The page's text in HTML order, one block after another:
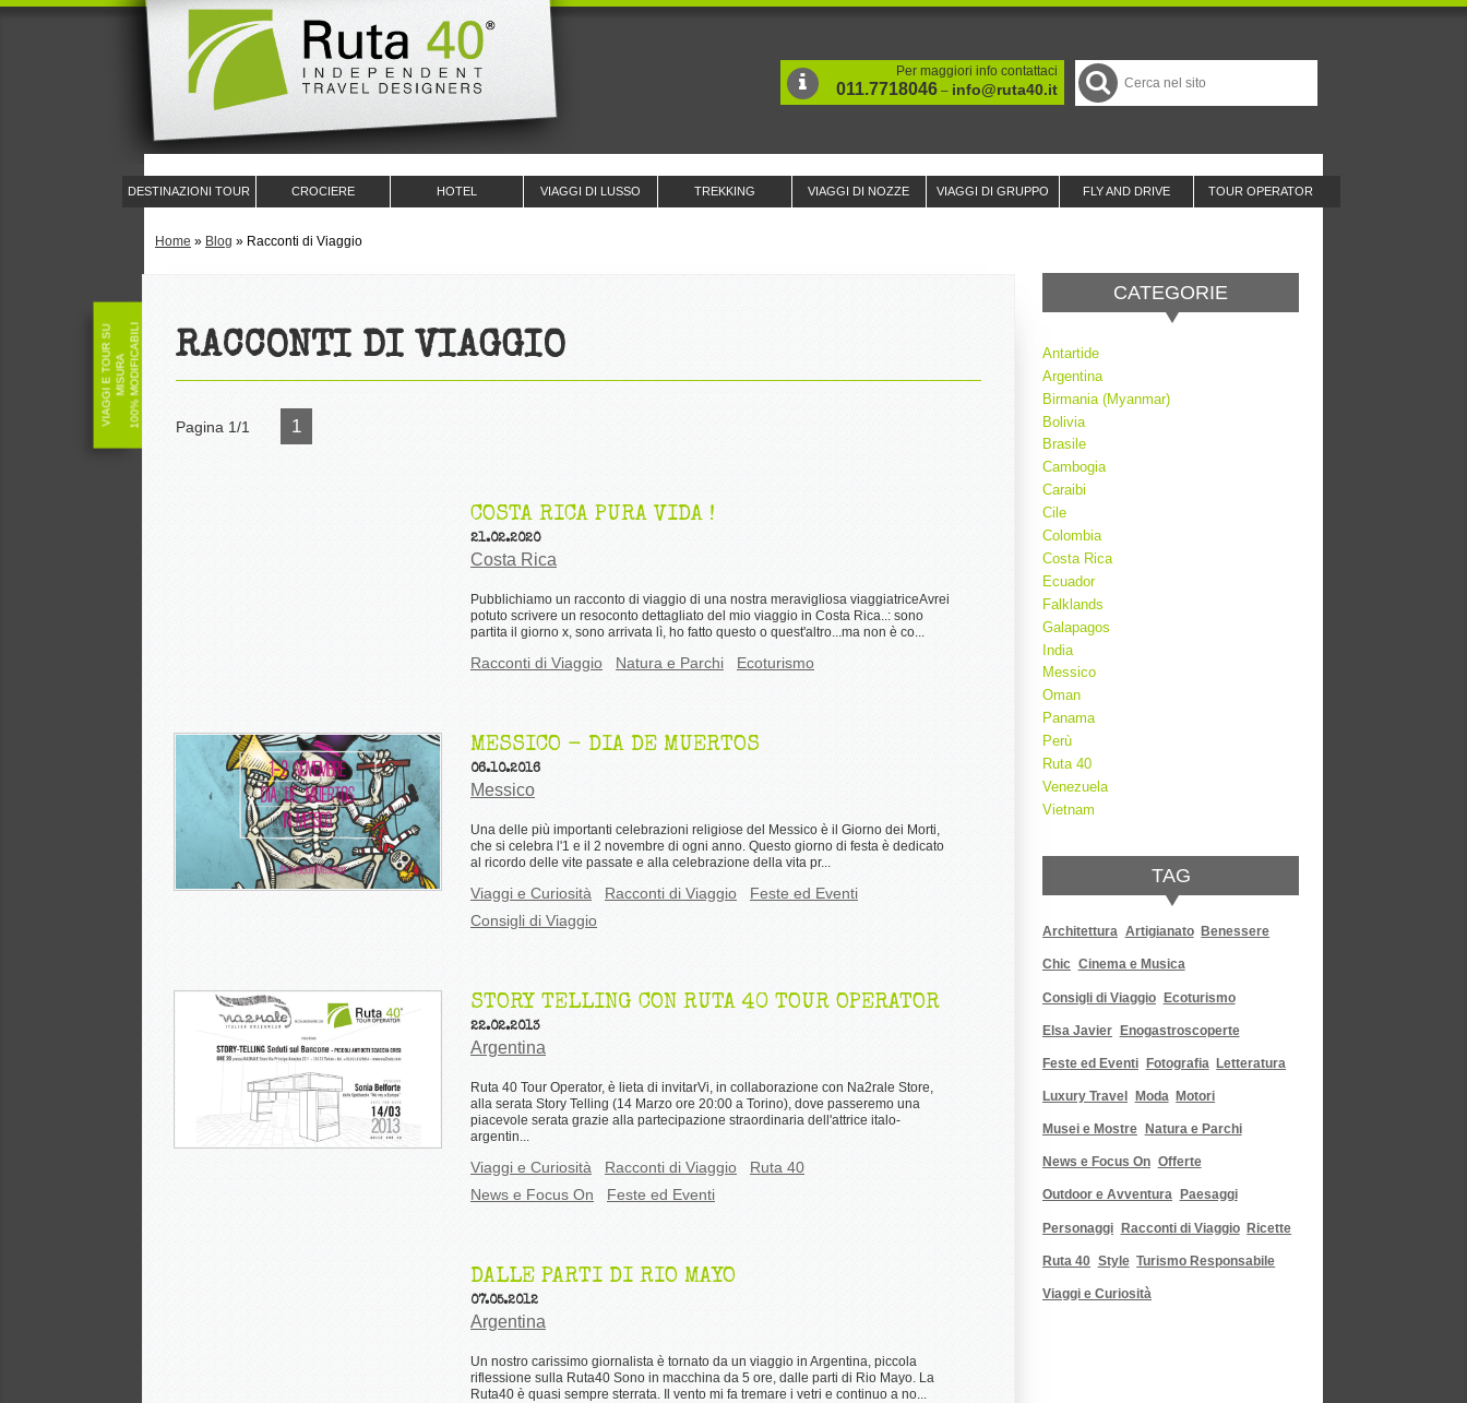
Per maggiori info contattaci
011.7718046 – info@ruta40.it
DESTINAZIONI TOUR CROCIERE HOTEL VIAGGI DI LUSSO TREKKING VIAGGI DI NOZZE VIAGGI DI GRUPPO FLY AND DRIVE TOUR OPERATOR
V
I
A
G
G
I
E
T
O
U
R
S
U
M
I
S
U
RA100% MODIFICABILI
Home » Blog » Racconti di Viaggio
RACCONTI DI VIAGGIO
Pagina 1/1 1
COSTA RICA PURA VIDA !
21.02.2020
Costa Rica
Pubblichiamo un racconto di viaggio di una nostra meravigliosa viaggiatriceAvrei
potuto scrivere un resoconto dettagliato del mio viaggio in Costa Rica..: sono
partita il giorno x, sono arrivata lì, ho fatto questo o quest'altro...ma non è co...
Racconti di Viaggio Natura e Parchi Ecoturismo
MESSICO - DIA DE MUERTOS
06.10.2016
Messico
Una delle più importanti celebrazioni religiose del Messico è il Giorno dei Morti,
che si celebra l'1 e il 2 novembre di ogni anno. Questo giorno di festa è dedicato
al ricordo delle vite passate e alla celebrazione della vita pr...
Viaggi e Curiosità Racconti di Viaggio
Feste ed Eventi
Consigli di Viaggio
STORY TELLING CON RUTA 40 TOUR OPERATOR
22.02.2013
Argentina
Ruta 40 Tour Operator, è lieta di invitarVi, in collaborazione con Na2rale Store,
alla serata Story Telling (14 Marzo ore 20:00 a Torino), dove passeremo una
piacevole serata grazie alla partecipazione straordinaria dell'attrice italo-
argentin...
Viaggi e Curiosità Racconti di Viaggio
Ruta 40
News e Focus On
Feste ed Eventi
DALLE PARTI DI RIO MAYO
07.05.2012
Argentina
Un nostro carissimo giornalista è tornato da un viaggio in Argentina, piccola
riflessione sulla Ruta40 Sono in macchina da 5 ore, dalle parti di Rio Mayo. La
Ruta40 è quasi sempre sterrata. Il vento mi fa tremare i vetri e continuo a no...
CATEGORIE
Antartide
Argentina
Birmania (Myanmar)
Bolivia
Brasile
Cambogia
Caraibi
Cile
Colombia
Costa Rica
Ecuador
Falklands
Galapagos
India
Messico
Oman
Panama
Perù
Ruta 40
Venezuela
Vietnam
TAG
Architettura Artigianato Benessere
Chic Cinema e Musica
Consigli di Viaggio Ecoturismo
Elsa Javier Enogastroscoperte
Feste ed Eventi Fotografia Letteratura
Luxury Travel Moda Motori
Musei e Mostre Natura e Parchi
News e Focus On Offerte
Outdoor e Avventura Paesaggi
Personaggi Racconti di Viaggio Ricette
Ruta 40 Style Turismo Responsabile
Viaggi e Curiosità